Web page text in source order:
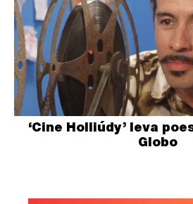
‘Cine Holliúdy’ leva
Globo